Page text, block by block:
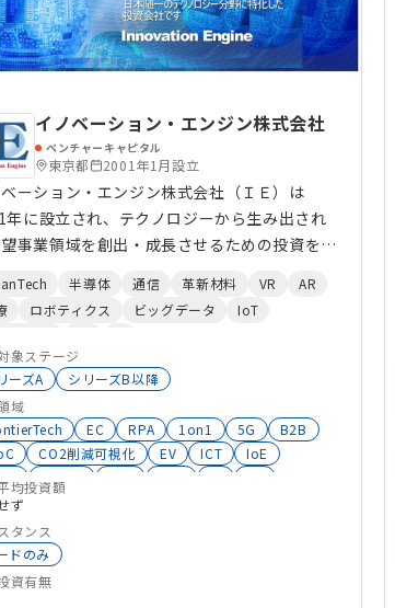
イノベーション・エンジン株式会社
ベンチャーキャピタル
東京都 2001年1月設立
ーション・エンジン株式会社（ＩＥ）は
年に設立され、テクノロジーから生み出され
事業領域を創出・成長させるための投資を推
435億円であり、今後も世界に雄飛するテクノ
ー企業の発掘・投資・成長支援を積極的に行っ
ます。
半導体 通信 革新材料 VR
AR
ロボティクス ビッグデータ
IoT
象ステージ
ーズA
シリーズB以降
域
EC RPA 1on1 5G
B2B
CO2削減可視化 EV ICT
IoE
育成
ーツ
ベーションエコシステム
エコノミー
ュニケーション
均投資額
ず
タンス
ドのみ
資有無